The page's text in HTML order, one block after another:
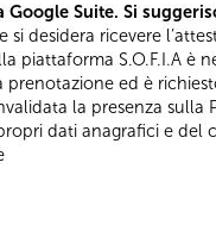
Suite. Si
desidera ricevere
S.O.F.I.A è
ed è
la presenza sulla
dati anagrafici e del